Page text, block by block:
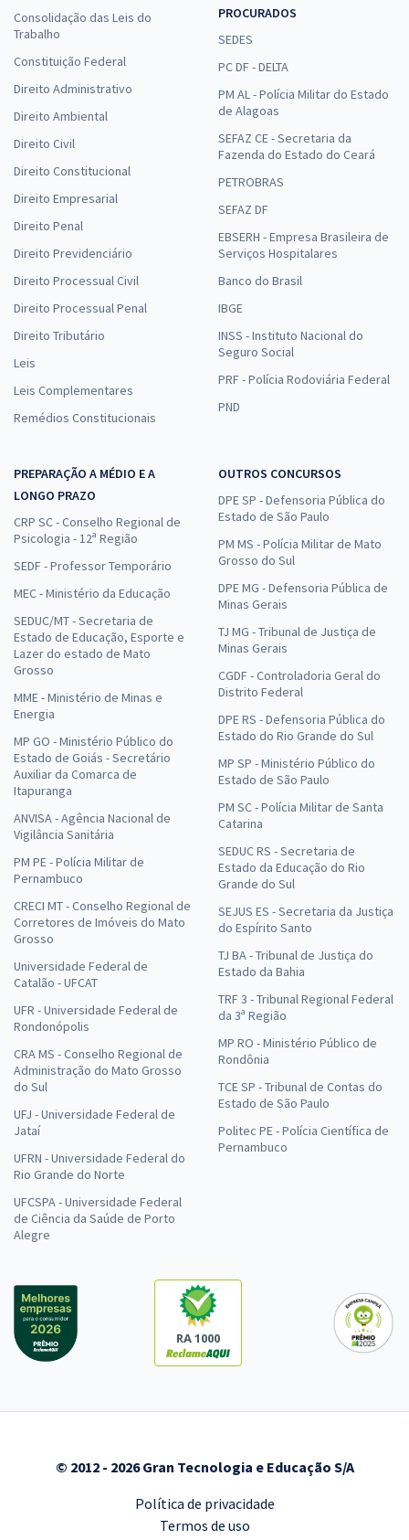
Consolidação das Leis do
Trabalho
Constituição Federal
Direito Administrativo
Direito Ambiental
Direito Civil
Direito Constitucional
Direito Empresarial
Direito Penal
Direito Previdenciário
Direito Processual Civil
Direito Processual Penal
Direito Tributário
Leis
Leis Complementares
Remédios Constitucionais
PROCURADOS
SEDES
PC DF - DELTA
PM AL - Polícia Militar do Estado
de Alagoas
SEFAZ CE - Secretaria da
Fazenda do Estado do Ceará
PETROBRAS
SEFAZ DF
EBSERH - Empresa Brasileira de
Serviços Hospitalares
Banco do Brasil
IBGE
INSS - Instituto Nacional do
Seguro Social
PRF - Polícia Rodoviária Federal
PND
PREPARAÇÃO A MÉDIO E A
LONGO PRAZO
CRP SC - Conselho Regional de
Psicologia - 12ª Região
SEDF - Professor Temporário
MEC - Ministério da Educação
SEDUC/MT - Secretaria de
Estado de Educação, Esporte e
Lazer do estado de Mato
Grosso
MME - Ministério de Minas e
Energia
MP GO - Ministério Público do
Estado de Goiás - Secretário
Auxiliar da Comarca de
Itapuranga
ANVISA - Agência Nacional de
Vigilância Sanitária
PM PE - Polícia Militar de
Pernambuco
CRECI MT - Conselho Regional de
Corretores de Imóveis do Mato
Grosso
Universidade Federal de
Catalão - UFCAT
UFR - Universidade Federal de
Rondonópolis
CRA MS - Conselho Regional de
Administração do Mato Grosso
do Sul
UFJ - Universidade Federal de
Jataí
UFRN - Universidade Federal do
Rio Grande do Norte
UFCSPA - Universidade Federal
de Ciência da Saúde de Porto
Alegre
OUTROS CONCURSOS
DPE SP - Defensoria Pública do
Estado de São Paulo
PM MS - Polícia Militar de Mato
Grosso do Sul
DPE MG - Defensoria Pública de
Minas Gerais
TJ MG - Tribunal de Justiça de
Minas Gerais
CGDF - Controladoria Geral do
Distrito Federal
DPE RS - Defensoria Pública do
Estado do Rio Grande do Sul
MP SP - Ministério Público do
Estado de São Paulo
PM SC - Polícia Militar de Santa
Catarina
SEDUC RS - Secretaria de
Estado da Educação do Rio
Grande do Sul
SEJUS ES - Secretaria da Justiça
do Espírito Santo
TJ BA - Tribunal de Justiça do
Estado da Bahia
TRF 3 - Tribunal Regional Federal
da 3ª Região
MP RO - Ministério Público de
Rondônia
TCE SP - Tribunal de Contas do
Estado de São Paulo
Politec PE - Polícia Científica de
Pernambuco
RA 1000
© 2012 - 2026 Gran Tecnologia e Educação S/A
Política de privacidade
Termos de uso